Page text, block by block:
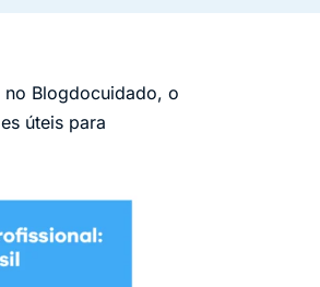
Blogdocuidado, o
úteis para